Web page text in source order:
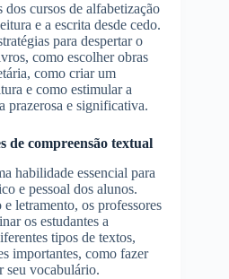
cursos de alfabetização
e a escrita desde cedo.
para despertar o
como escolher obras
como criar um
e como estimular a
prazerosa e significativa.
de compreensão textual
habilidade essencial para
e pessoal dos alunos.
letramento, os professores
os estudantes a
tipos de textos,
importantes, como fazer
seu vocabulário.